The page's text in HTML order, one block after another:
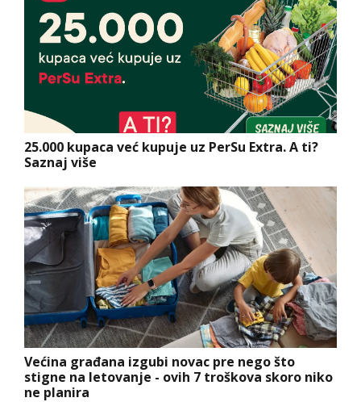
25.000 kupaca već kupuje uz PerSu Extra. A ti?
Saznaj više
Većina građana izgubi novac pre nego što
stigne na letovanje - ovih 7 troškova skoro niko
ne planira